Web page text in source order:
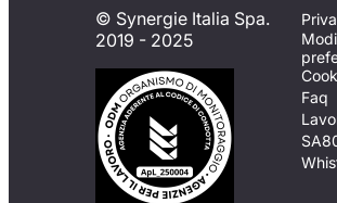
© Synergie Italia Spa.
2019 - 2025
Faq